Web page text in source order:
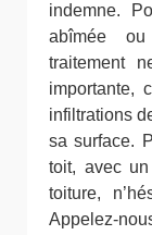
indemne.
abîmée
traitement
importante,
infiltrations
sa surface.
toit, avec
toiture,
Appelez-